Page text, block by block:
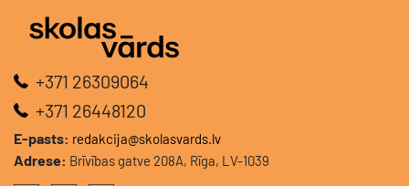
+371 26309064
+371 26448120
E-pasts: redakcija@skolasvards.lv
Adrese: Brīvības gatve 208A, Rīga, LV-1039